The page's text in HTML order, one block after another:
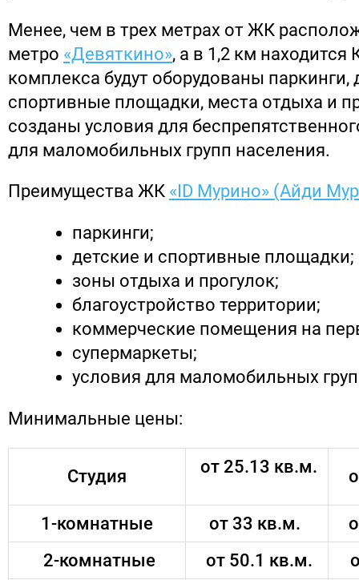
Менее, чем в трех метрах от ЖК
метро «Девяткино», а в 1,2 км
комплекса будут оборудованы паркинги,
спортивные площадки, места отдыха и
созданы условия для
для маломобильных групп населения.
Преимущества ЖК «ID Мурино» (Айди
паркинги;
детские и спортивные площадки;
зоны отдыха и прогулок;
благоустройство территории;
коммерческие помещения на
супермаркеты;
условия для маломобильных
Минимальные цены:
Студия от 25.13 кв.м.
1-комнатные от 33 кв.м.
2-комнатные
от 50.1 кв.м.